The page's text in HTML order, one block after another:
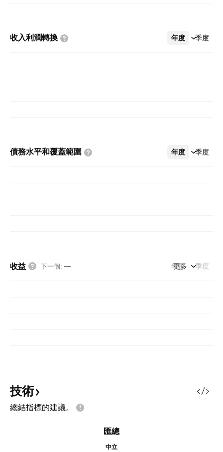
收入利潤轉換 年度 季度
更多
債務水平和覆蓋範圍 年度 季度
更多
收益 下一個: — 年度 季度
更多
技術
總結指標的建議。
匯總
中立